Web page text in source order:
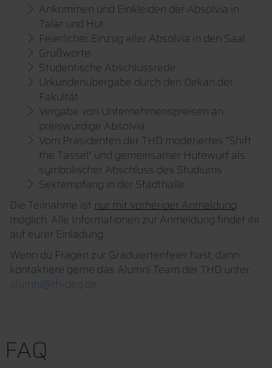
Ankommen und Einkleiden der Absolvia in
Talar und Hut
Feierlicher Einzug aller Absolvia in den Saal
Grußworte
Studentische Abschlussrede
Urkundenübergabe durch den Dekan der
Fakultät
Vergabe von Unternehmenspreisen an
preiswürdige Absolvia
Vom Präsidenten der THD moderiertes "Shift
the Tassel" und gemeinsamer Hütewurf als
symbolischer Abschluss des Studiums
Sektempfang in der Stadthalle
Die Teilnahme istnur mit vorheriger Anmeldung
möglich. Alle Informationen zur Anmeldung findet ihr
auf eurer Einladung.
Wenn du Fragen zur Graduiertenfeier hast, dann
kontaktiere gerne das Alumni Team der THD unter
alumni@th-deg.de
FAQ